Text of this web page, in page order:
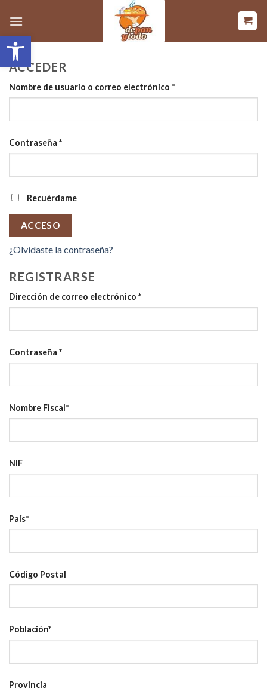
Abrir barra de herramientas
contenido
ACCEDER
Nombre de usuario o correo electrónico *Obligatorio
Contraseña *Obligatorio
Recuérdame
ACCESO
¿Olvidaste la contraseña?
REGISTRARSE
Dirección de correo electrónico *Obligatorio
Contraseña *Obligatorio
Nombre Fiscal*
NIF
País*
Código Postal
Población*
Provincia